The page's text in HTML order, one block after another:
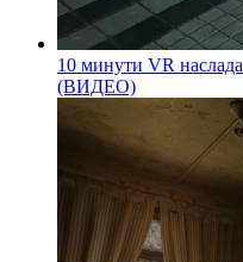
10 минути VR
(ВИДЕО)